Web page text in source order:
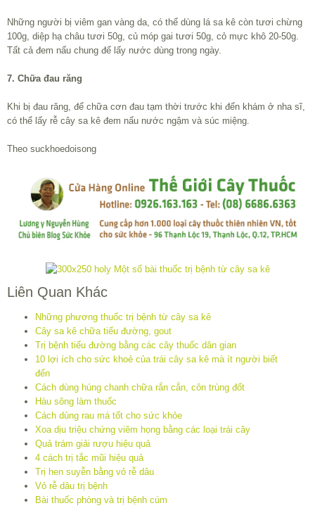
Những người bị viêm gan vàng da, có thể dùng lá sa kê còn tươi chừng
100g, diệp hạ châu tươi 50g, củ móp gai tươi 50g, cỏ mực khô 20-50g.
Tất cả đem nấu chung để lấy nước dùng trong ngày.
7. Chữa đau răng
Khi bị đau răng, để chữa cơn đau tạm thời trước khi đến khám ở nha sĩ,
có thể lấy rễ cây sa kê đem nấu nước ngậm và súc miệng.
Theo suckhoedoisong
Liên Quan Khác
Những phương thuốc trị bệnh từ cây sa kê
Cây sa kê chữa tiểu đường, gout
Trị bệnh tiểu đường bằng các cây thuốc dân gian
10 lợi ích cho sức khoẻ của trái cây sa kê mà ít người biết
đến
Cách dùng húng chanh chữa rắn cắn, côn trùng đốt
Hàu sông làm thuốc
Cách dùng rau má tốt cho sức khỏe
Xoa dịu triệu chứng viêm họng bằng các loại trái cây
Quả trám giải rượu hiệu quả
4 cách trị tắc mũi hiệu quả
Trị hen suyễn bằng vỏ rễ dâu
Vỏ rễ dâu trị bệnh
Bài thuốc phòng và trị bệnh cúm